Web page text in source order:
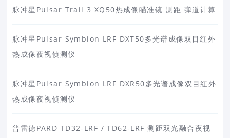
脉冲星Pulsar Trail 3 XQ50热成像瞄准镜 测距 弹道计算
脉冲星Pulsar Symbion LRF DXT50多光谱成像双目红外
热成像夜视侦测仪
脉冲星Pulsar Symbion LRF DXR50多光谱成像双目红外
热成像夜视侦测仪
普雷德PARD TD32-LRF / TD62-LRF 测距双光融合夜视